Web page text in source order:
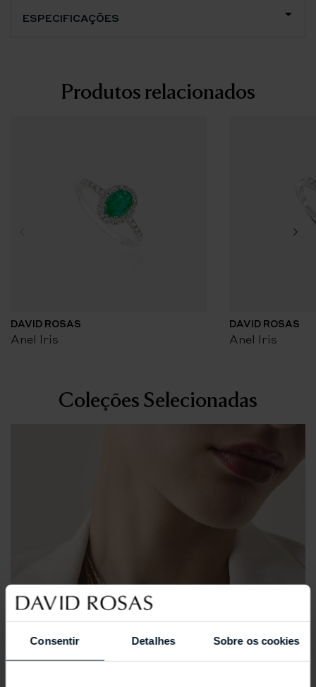
Consentir Detalhes Sobre os cookies
ESPECIFICAÇÕES
Produtos relacionados
DAVID ROSAS
Anel Iris
DAVID ROSAS
Anel Iris
Coleções Selecionadas